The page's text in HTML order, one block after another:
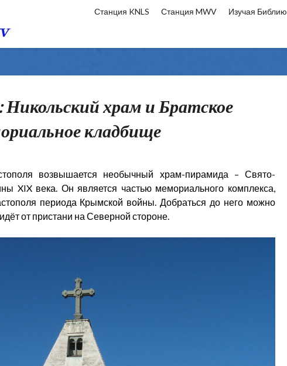
Станция KNLS Станция MWV Изучая Библию
Никольский храм и Братское
кладбище
возвышается необычный храм-пирамида – Свято-
XIX века. Он является частью мемориального комплекса,
периода Крымской войны. Добраться до него можно
от пристани на Северной стороне.